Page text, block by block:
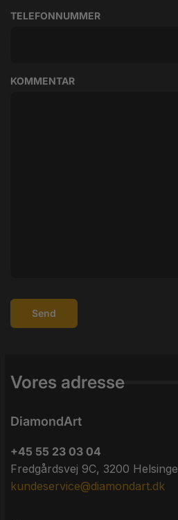
TELEFONNUMMER
KOMMENTAR
Send
Vores adresse
DiamondArt
+45 55 23 03 04
Fredgårdsvej 9C, 3200 Helsinge
kundeservice@diamondart.dk